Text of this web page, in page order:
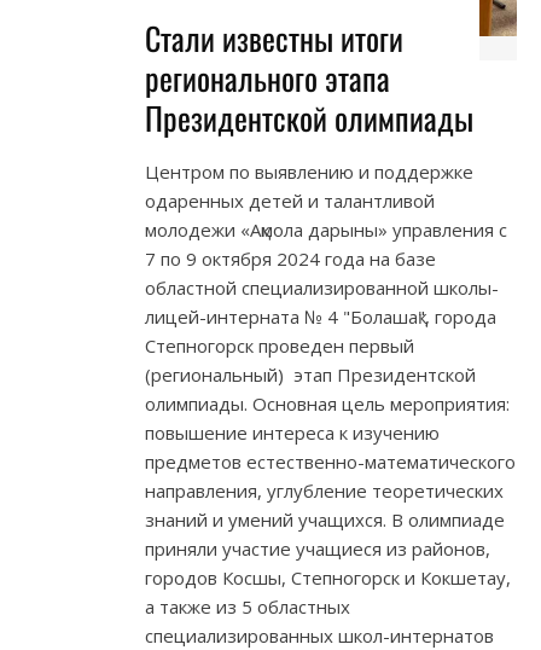
Стали известны итоги
регионального этапа
Президентской олимпиады
Центром по выявлению и поддержке
одаренных детей и талантливой
молодежи «Ақмола дарыны» управления с
7 по 9 октября 2024 года на базе
областной специализированной школы-
лицей-интерната № 4 "Болашақ", города
Степногорск проведен первый
(региональный) этап Президентской
олимпиады. Основная цель мероприятия:
повышение интереса к изучению
предметов естественно-математического
направления, углубление теоретических
знаний и умений учащихся. В олимпиаде
приняли участие учащиеся из районов,
городов Косшы, Степногорск и Кокшетау,
а также из 5 областных
специализированных школ-интернатов